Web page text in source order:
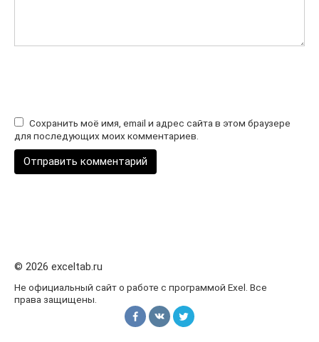
Сохранить моё имя, email и адрес сайта в этом браузере
для последующих моих комментариев.
© 2026 exceltab.ru
Не официальный сайт о работе с программой Exel. Все
права защищены.